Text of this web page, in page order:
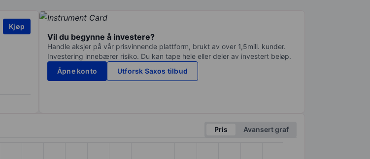
Kjøp
Vil du begynne å investere?
Handle aksjer på vår prisvinnende plattform, brukt av over 1,5mill. kunder.
Investering innebærer risiko. Du kan tape hele eller deler av investert beløp.
Åpne konto
Utforsk Saxos tilbud
Pris
Avansert graf